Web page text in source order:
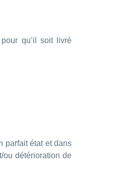
qu’il soit livré
parfait état et dans
ou détérioration de